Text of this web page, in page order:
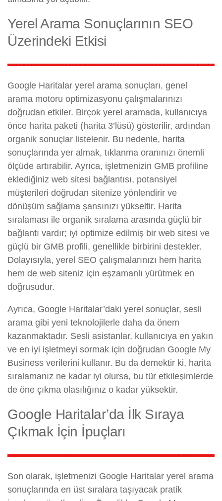
Yerel Arama Sonuçlarının SEO
Üzerindeki Etkisi
Google Haritalar yerel arama sonuçları, genel
arama motoru optimizasyonu çalışmalarınızı
doğrudan etkiler. Birçok yerel aramada, kullanıcıya
önce harita paketi (harita 3’lüsü) gösterilir, ardından
organik sonuçlar listelenir. Bu nedenle, harita
sonuçlarında yer almak, tıklanma oranınızı önemli
ölçüde artırabilir. Ayrıca, işletmenizin GMB profiline
eklediğiniz web sitesi bağlantısı, potansiyel
müşterileri doğrudan sitenize yönlendirir ve
dönüşüm sağlama şansınızı yükseltir. Harita
sıralaması ile organik sıralama arasında güçlü bir
bağlantı vardır; iyi optimize edilmiş bir web sitesi ve
güçlü bir GMB profili, genellikle birbirini destekler.
Dolayısıyla, yerel SEO çalışmalarınızı hem harita
hem de web siteniz için eşzamanlı yürütmek en
doğrusudur.
Ayrıca, Google Haritalar’daki yerel sonuçlar, sesli
arama gibi yeni teknolojilerle daha da önem
kazanmaktadır. Sesli asistanlar, kullanıcıya en yakın
ve en iyi işletmeyi sormak için doğrudan Google My
Business verilerini kullanır. Bu da demektir ki, harita
sıralamanız ne kadar iyi olursa, bu tür etkileşimlerde
de öne çıkma olasılığınız o kadar yüksektir.
Google Haritalar’da İlk Sıraya
Çıkmak İçin İpuçları
Son olarak, işletmenizi Google Haritalar yerel arama
sonuçlarında en üst sıralara taşıyacak pratik